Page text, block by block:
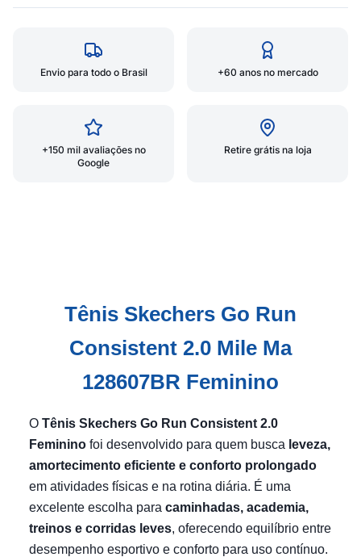
Envio para todo o Brasil +60 anos no mercado
+150 mil avaliações no
Google
Retire grátis na loja
Tênis Skechers Go Run
Consistent 2.0 Mile Ma
128607BR Feminino
O Tênis Skechers Go Run Consistent 2.0
Feminino foi desenvolvido para quem busca leveza,
amortecimento eficiente e conforto prolongado
em atividades físicas e na rotina diária. É uma
excelente escolha para caminhadas, academia,
treinos e corridas leves, oferecendo equilíbrio entre
desempenho esportivo e conforto para uso contínuo.